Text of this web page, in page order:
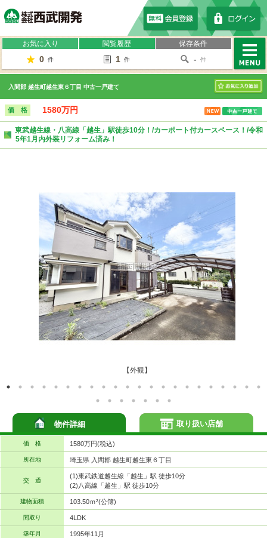
お気に入り
0 件
閲覧履歴
1 件
保存条件
- 件
MENU
入間郡 越生町越生東６丁目 中古一戸建て
お気に入り
価 格 1580万円
東武越生線・八高線「越生」駅徒歩10分！/カーポート付カースペース！/令和
5年1月内外装リフォーム済み！
【外観】
物件詳細
価 格 1580万円(税込)
所在地 埼玉県 入間郡 越生町越生東６丁目
交 通
(1)東武鉄道越生線「越生」駅 徒歩10分
(2)八高線「越生」駅 徒歩10分
建物面積 103.50ｍ²(公簿)
間取り 4LDK
築年月 1995年11月
取り扱い店舗